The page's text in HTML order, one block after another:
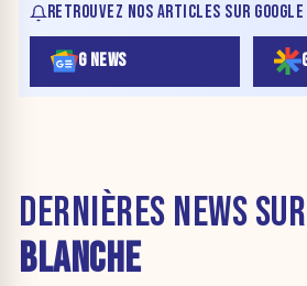
RETROUVEZ NOS ARTICLES SUR GOOGLE
G NEWS
DERNIÈRES NEWS SUR
BLANCHE